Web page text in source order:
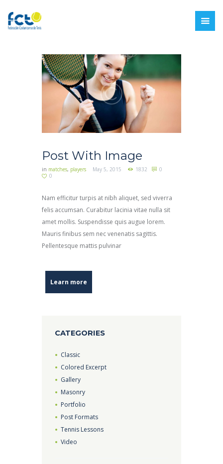
Post With Image
in matches, players May 5, 2015 1832
0
0
Nam efficitur turpis at nibh aliquet, sed viverra
felis accumsan. Curabitur lacinia vitae nulla sit
amet mollis. Suspendisse quis augue lorem.
Mauris finibus sem nec venenatis sagittis.
Pellentesque mattis pulvinar
Learn more
CATEGORIES
Classic
Colored Excerpt
Gallery
Masonry
Portfolio
Post Formats
Tennis Lessons
Video